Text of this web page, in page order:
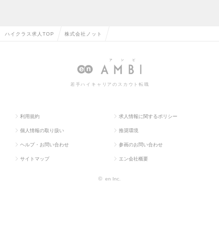
ハイクラス求人TOP 株式会社ノット
若手ハイキャリアのスカウト転職
利用規約 求人情報に関するポリシー
個人情報の取り扱い 推奨環境
ヘルプ・お問い合わせ 参画のお問い合わせ
サイトマップ エン会社概要
© en Inc.